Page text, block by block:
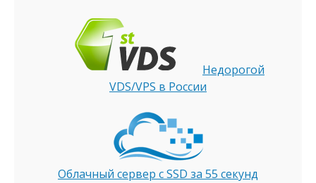
Недорогой
VDS/VPS в России
Облачный сервер с SSD за 55 секунд